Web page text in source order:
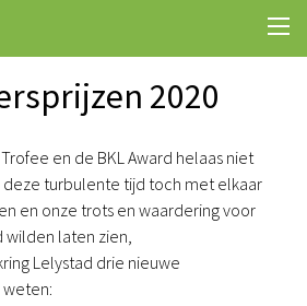
2020
en de BKL Award helaas niet
deze turbulente tijd toch met elkaar
en onze trots en waardering voor
laten zien,
Lelystad drie nieuwe